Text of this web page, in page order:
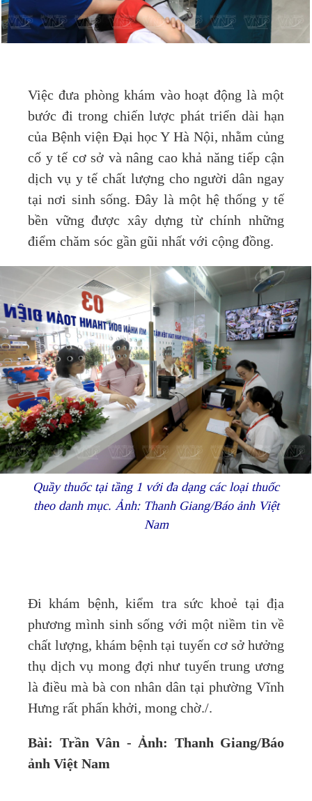
Việc đưa phòng khám vào hoạt động là một
bước đi trong chiến lược phát triển dài hạn
của Bệnh viện Đại học Y Hà Nội, nhằm củng
cố y tế cơ sở và nâng cao khả năng tiếp cận
dịch vụ y tế chất lượng cho người dân ngay
tại nơi sinh sống. Đây là một hệ thống y tế
bền vững được xây dựng từ chính những
điểm chăm sóc gần gũi nhất với cộng đồng.
Quầy thuốc tại tầng 1 với đa dạng các loại thuốc
theo danh mục. Ảnh: Thanh Giang/Báo ảnh Việt
Nam
Đi khám bệnh, kiểm tra sức khoẻ tại địa
phương mình sinh sống với một niềm tin về
chất lượng, khám bệnh tại tuyến cơ sở hưởng
thụ dịch vụ mong đợi như tuyến trung ương
là điều mà bà con nhân dân tại phường Vĩnh
Hưng rất phấn khởi, mong chờ./.
Bài: Trần Vân - Ảnh: Thanh Giang/Báo
ảnh Việt Nam